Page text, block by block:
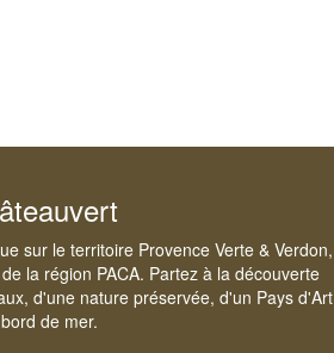
sur le territoire Provence Verte & Verdon,
la région PACA. Partez à la découverte
d'une nature préservée, d'un Pays d'Art
de mer.